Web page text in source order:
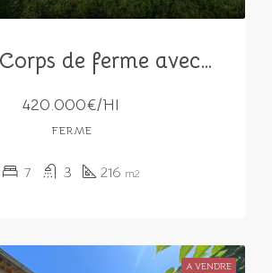
ML 717 Corps de ferme avec 2 habitations louées sur 13 000 m² de terrain
420.000€/HI
FERME
7 3 216 m2
A VENDRE